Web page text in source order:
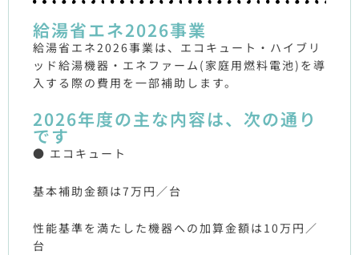
給湯省エネ2026事業
給湯省エネ2026事業は、エコキュート・ハイブリ
ッド給湯機器・エネファーム(家庭用燃料電池)を導
入する際の費用を一部補助します。
2026年度の主な内容は、次の通り
です
● エコキュート
基本補助金額は7万円／台
性能基準を満たした機器への加算金額は10万円／
台